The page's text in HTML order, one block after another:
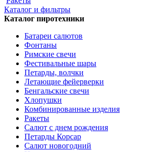
Каталог и фильтры
Каталог пиротехники
Батареи салютов
Фонтаны
Римские свечи
Фестивальные шары
Петарды, волчки
Летающие фейерверки
Бенгальские свечи
Хлопушки
Комбинированные изделия
Ракеты
Салют с днем рождения
Петарды Корсар
Салют новогодний